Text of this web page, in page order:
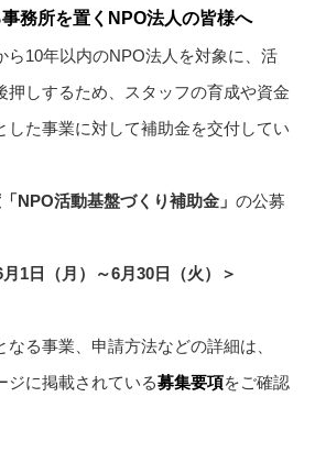
務所を置くNPO法人の皆様へ
ら10年以内のNPO法人を対象に、活
押しするため、スタッフの育成や資金
した事業に対して補助金を交付してい
NPO活動基盤づくり補助金」 の公募
1日（月）～6月30日（火）＞
る事業、申請方法などの詳細は、
ジに掲載されている募集要項をご確認